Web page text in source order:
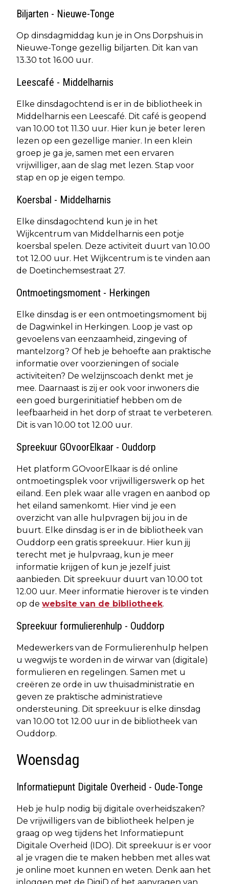
Biljarten - Nieuwe-Tonge
Op dinsdagmiddag kun je in Ons Dorpshuis in
Nieuwe-Tonge gezellig biljarten. Dit kan van
13.30 tot 16.00 uur.
Leescafé - Middelharnis
Elke dinsdagochtend is er in de bibliotheek in
Middelharnis een Leescafé. Dit café is geopend
van 10.00 tot 11.30 uur. Hier kun je beter leren
lezen op een gezellige manier. In een klein
groep je ga je, samen met een ervaren
vrijwilliger, aan de slag met lezen. Stap voor
stap en op je eigen tempo.
Koersbal - Middelharnis
Elke dinsdagochtend kun je in het
Wijkcentrum van Middelharnis een potje
koersbal spelen. Deze activiteit duurt van 10.00
tot 12.00 uur. Het Wijkcentrum is te vinden aan
de Doetinchemsestraat 27.
Ontmoetingsmoment - Herkingen
Elke dinsdag is er een ontmoetingsmoment bij
de Dagwinkel in Herkingen. Loop je vast op
gevoelens van eenzaamheid, zingeving of
mantelzorg? Of heb je behoefte aan praktische
informatie over voorzieningen of sociale
activiteiten? De welzijnscoach denkt met je
mee. Daarnaast is zij er ook voor inwoners die
een goed burgerinitiatief hebben om de
leefbaarheid in het dorp of straat te verbeteren.
Dit is van 10.00 tot 12.00 uur.
Spreekuur GOvoorElkaar - Ouddorp
Het platform GOvoorElkaar is dé online
ontmoetingsplek voor vrijwilligerswerk op het
eiland. Een plek waar alle vragen en aanbod op
het eiland samenkomt. Hier vind je een
overzicht van alle hulpvragen bij jou in de
buurt. Elke dinsdag is er in de bibliotheek van
Ouddorp een gratis spreekuur. Hier kun jij
terecht met je hulpvraag, kun je meer
informatie krijgen of kun je jezelf juist
aanbieden. Dit spreekuur duurt van 10.00 tot
12.00 uur. Meer informatie hierover is te vinden
op de website van de bibliotheek.
Spreekuur formulierenhulp - Ouddorp
Medewerkers van de Formulierenhulp helpen
u wegwijs te worden in de wirwar van (digitale)
formulieren en regelingen. Samen met u
creëren ze orde in uw thuisadministratie en
geven ze praktische administratieve
ondersteuning. Dit spreekuur is elke dinsdag
van 10.00 tot 12.00 uur in de bibliotheek van
Ouddorp.
Woensdag
Informatiepunt Digitale Overheid - Oude-Tonge
Heb je hulp nodig bij digitale overheidszaken?
De vrijwilligers van de bibliotheek helpen je
graag op weg tijdens het Informatiepunt
Digitale Overheid (IDO). Dit spreekuur is er voor
al je vragen die te maken hebben met alles wat
je online moet kunnen en weten. Denk aan het
inloggen met de DigiD of het aanvragen van